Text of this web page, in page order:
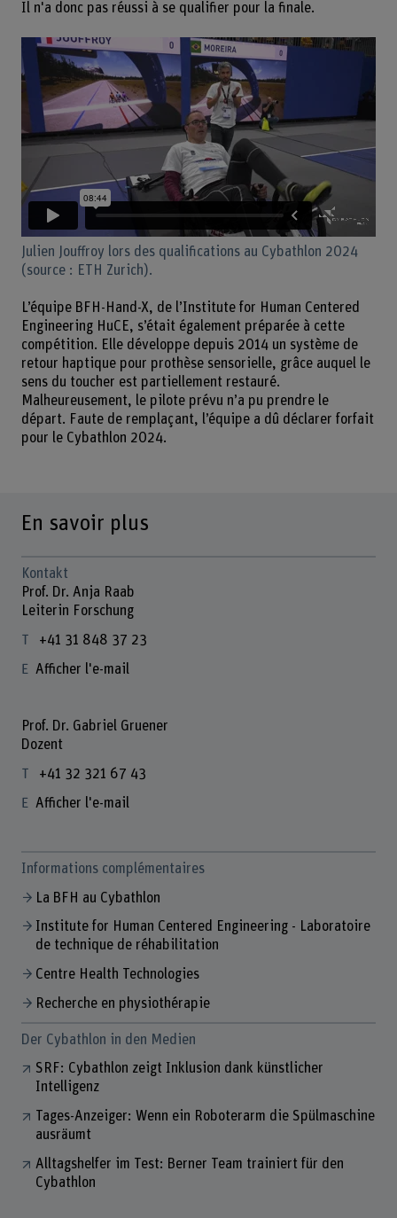
Il n'a donc pas réussi à se qualifier pour la finale.
Julien Jouffroy lors des qualifications au Cybathlon 2024
(source : ETH Zurich).
L’équipe BFH-Hand-X, de l’Institute for Human Centered
Engineering HuCE, s’était également préparée à cette
compétition. Elle développe depuis 2014 un système de
retour haptique pour prothèse sensorielle, grâce auquel le
sens du toucher est partiellement restauré.
Malheureusement, le pilote prévu n’a pu prendre le
départ. Faute de remplaçant, l’équipe a dû déclarer forfait
pour le Cybathlon 2024.
En savoir plus
Kontakt
Prof. Dr. Anja Raab
Leiterin Forschung
+41 31 848 37 23
Afficher l'e-mail
Prof. Dr. Gabriel Gruener
Dozent
+41 32 321 67 43
Afficher l'e-mail
Informations complémentaires
La BFH au Cybathlon
Institute for Human Centered Engineering - Laboratoire
de technique de réhabilitation
Centre Health Technologies
Recherche en physiothérapie
Der Cybathlon in den Medien
SRF: Cybathlon zeigt Inklusion dank künstlicher
Intelligenz
Tages-Anzeiger: Wenn ein Roboterarm die Spülmaschine
ausräumt
Alltagshelfer im Test: Berner Team trainiert für den
Cybathlon